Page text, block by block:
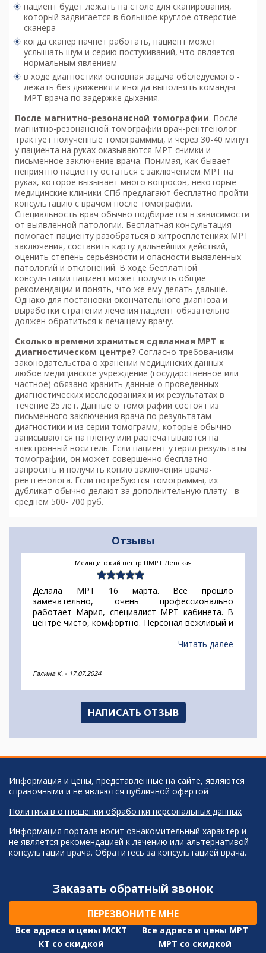
пациент будет лежать на столе для сканирования,
который задвигается в большое круглое отверстие
сканера
когда сканер начнет работать, пациент может
услышать шум и серию постукиваний, что является
нормальным явлением
в ходе диагностики основная задача обследуемого -
лежать без движения и иногда выполнять команды
МРТ врача по задержке дыхания.
После магнитно-резонансной томографии. После
магнитно-резонансной томографии врач-рентгенолог
трактует полученные томограмммы, и через 30-40 минут
у пациента на руках оказываются МРТ снимки и
письменное заключение врача. Понимая, как бывает
неприятно пациенту остаться с заключением МРТ на
руках, которое вызывает много вопросов, некоторые
медицинские клиники СПб предлагают бесплатно пройти
консультацию с врачом после томографии.
Специальность врач обычно подбирается в зависимости
от выявленной патологии. Бесплатная консультация
помогает пациенту разобраться в хитросплетениях МРТ
заключения, составить карту дальнейших действий,
оценить степень серьёзности и опасности выявленных
патологий и отклонений. В ходе бесплатной
консультации пациент может получить общие
рекомендации и понять, что же ему делать дальше.
Однако для постановки окончательного диагноза и
выработки стратегии лечения пациент обязательно
должен обратиться к лечащему врачу.
Сколько времени храниться сделанная МРТ в
диагностическом центре? Согласно требованиям
законодательства о хранении медицинских данных
любое медицинское учреждение (государственное или
частное) обязано хранить данные о проведенных
диагностических исследованиях и их результатах в
течение 25 лет. Данные о томографии состоят из
письменного заключения врача по результатам
диагностики и из серии томограмм, которые обычно
записываются на пленку или распечатываются на
электронный носитель. Если пациент утерял результаты
томографии, он может совершенно бесплатно
запросить и получить копию заключения врача-
рентгенолога. Если потребуются томограммы, их
дубликат обычно делают за дополнительную плату - в
среднем 500- 700 руб.
Отзывы
Медицинский центр ЦМРТ Ленская
Делала МРТ 16 марта. Все прошло
замечательно, очень профессионально
работает Мария, специалист МРТ кабинета. В
центре чисто, комфортно. Персонал вежливый и
Читать далее
Галина К. - 17.07.2024
НАПИСАТЬ ОТЗЫВ
Информация и цены, представленные на сайте, являются
справочными и не являются публичной офертой
Политика в отношении обработки персональных данных
Информация портала носит ознакомительный характер и
не является рекомендацией к лечению или альтернативой
консультации врача. Обратитесь за консультацией врача.
Заказать обратный звонок
ПЕРЕЗВОНИТЕ МНЕ
Все адреса и цены МСКТ
Все адреса и цены МРТ
КТ со скидкой
МРТ со скидкой